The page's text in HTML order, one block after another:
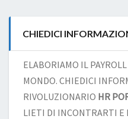
CHIEDICI
ELABORIAMO IL
MONDO. CHIEDICI
RIVOLUZIONARIO HR
LIETI DI INCONTRARTI E